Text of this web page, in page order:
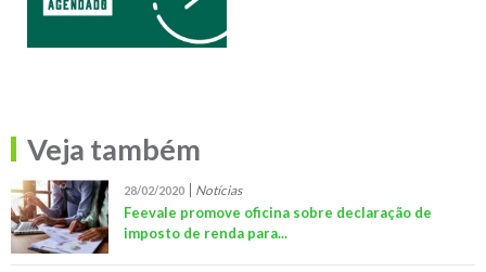
Veja também
28/02/2020 Notícias
Feevale promove oficina sobre declaração de
imposto de renda para...